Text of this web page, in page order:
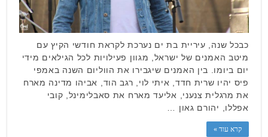
כבכל שנה, עיריית בת ים נערכת לקראת חודשי הקיץ עם
מיטב האמנים של ישראל, מגוון פעילויות לכל הגילאים מידי
יום ביומו. בין האמנים שיגבירו את הווליום השנה באמפי
פיס יהיו שרית חדד, איתי לוי, רגב הוד, אביהו מדינה מארח
את מרגלית צנעני, אליעד מארח את סאבלימינל, קובי
אפללו, יהורם גאון …
קרא עוד »